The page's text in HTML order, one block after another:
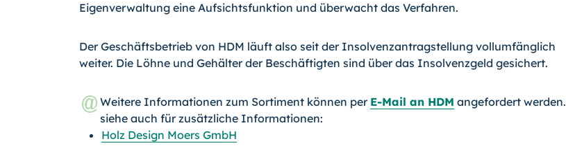
Eigenverwaltung eine Aufsichtsfunktion und überwacht das Verfahren.
Der Geschäftsbetrieb von HDM läuft also seit der Insolvenzantragstellung vollumfänglich
weiter. Die Löhne und Gehälter der Beschäftigten sind über das Insolvenzgeld gesichert.
Weitere Informationen zum Sortiment können per E-Mail an HDM angefordert werden.
siehe auch für zusätzliche Informationen:
Holz Design Moers GmbH